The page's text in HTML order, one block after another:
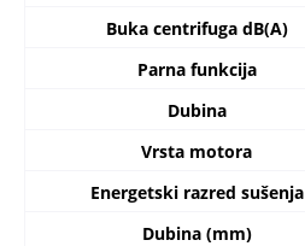
Buka centrifuga dB(A)
Parna funkcija
Dubina
Vrsta motora
Energetski razred sušenja
Dubina (mm)